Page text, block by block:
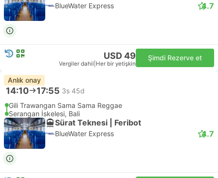
BlueWater Express 4.7
USD 49
Vergiler dahil Her bir yetişkin
Şimdi Rezerve et
Anlık onay
14:10 17:55 3s 45d
Gili Trawangan Sama Sama Reggae
Serangan İskelesi, Bali
Sürat Teknesi | Feribot
BlueWater Express 4.7